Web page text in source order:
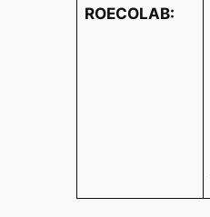
ROECOLAB: